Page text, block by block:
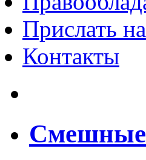
Прислать
Контакты
Смешные